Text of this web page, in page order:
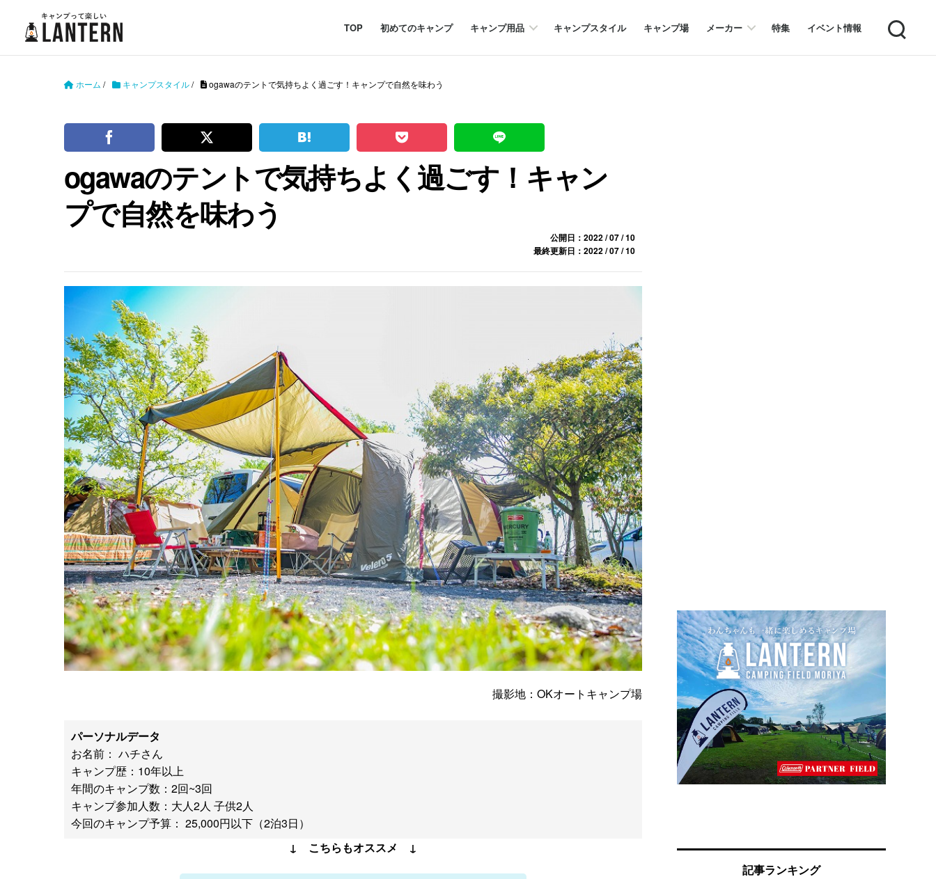
TOP 初めてのキャンプ キャンプ用品 キャンプスタイル キャンプ場 メーカー 特集 イベント情報 Search
ホーム / キャンプスタイル/ ogawaのテントで気持ちよく過ごす！キャンプで自然を味わう
ogawaのテントで気持ちよく過ごす！キャン
プで自然を味わう
公開日：2022 / 07 / 10
最終更新日：2022 / 07 / 10
撮影地：OKオートキャンプ場
パーソナルデータ
お名前： ハチさん
キャンプ歴：10年以上
年間のキャンプ数：2回~3回
キャンプ参加人数：大人2人 子供2人
今回のキャンプ予算： 25,000円以下（2泊3日）
↓ こちらもオススメ ↓
記事ランキング